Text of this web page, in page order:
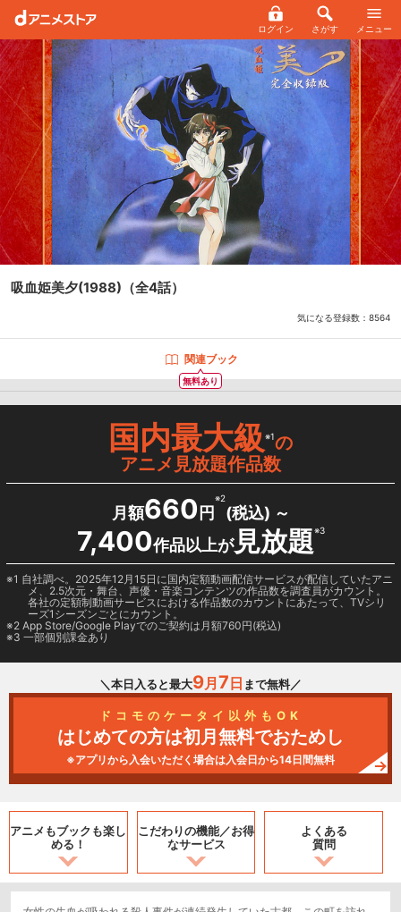
ログイン さがす メニュー
吸血姫美夕(1988) （全4話）
気になる登録数： 8564
無料あり
関連ブック
国内最大級※1の
アニメ見放題作品数
月額660 円
※2
(税込) ～
7,400作品以上が見放題※3
1 自社調べ。2025年12月15日に国内定額動画配信サービスが配信していたアニ
メ、2.5次元・舞台、声優・音楽コンテンツの作品数を調査員がカウント。
各社の定額制動画サービスにおける作品数のカウントにあたって、TVシリ
ーズ1シーズンごとにカウント。
2 App Store/Google Playでのご契約は月額760円(税込)
3 一部個別課金あり
＼本日入ると最大9月 7 日 まで無料／
ドコモのケータイ以外もOK
はじめての方は初月無料でおためし
※アプリから入会いただく場合は入会日から14日間無料
アニメもブックも楽し
める！
こだわりの機能／お得
なサービス
よくある
質問